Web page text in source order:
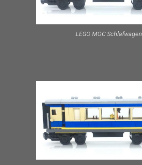
LEGO MOC Schlafwagen